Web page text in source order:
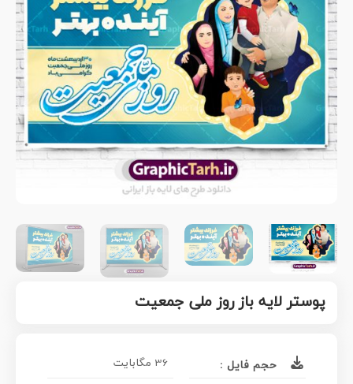
پوستر لایه باز روز ملی جمعیت
حجم فایل : 36 مگابایت